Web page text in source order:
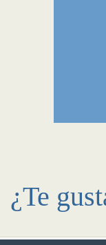
¿Te